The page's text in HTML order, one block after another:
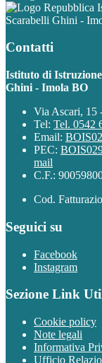
Scarabelli Ghini -
Contatti
Istituto di
Ghini - Imola BO
Via Ascari, 15
Tel: Tel. 0542
Email:
PEC:
mail
C.F.:
Cod.
Seguici su
Facebook
Instagram
Sezione Link
Cookie policy
Note legali
Informativa
Ufficio